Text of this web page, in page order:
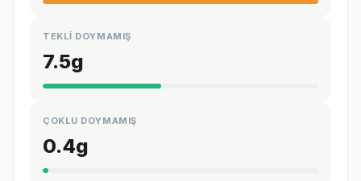
TEKLİ DOYMAMIŞ
7.5g
ÇOKLU DOYMAMIŞ
0.4g